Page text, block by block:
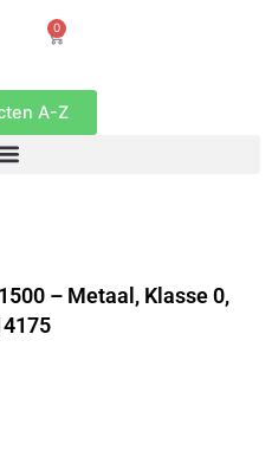
0
Winkelwagen
A-Z
– Metaal, Klasse 0,